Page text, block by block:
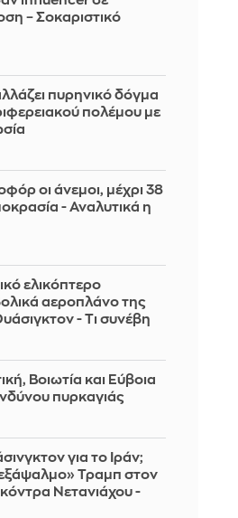
– Σοκαριστικό
πυρηνικό δόγμα
πολέμου με
οι άνεμοι, μέχρι 38
- Αναλυτικά η
ελικόπτερο
αεροπλάνο της
- Τι συνέβη
Βοιωτία και Εύβοια
πυρκαγιάς
για το Ιράν;
Τραμπ στον
Νετανιάχου -